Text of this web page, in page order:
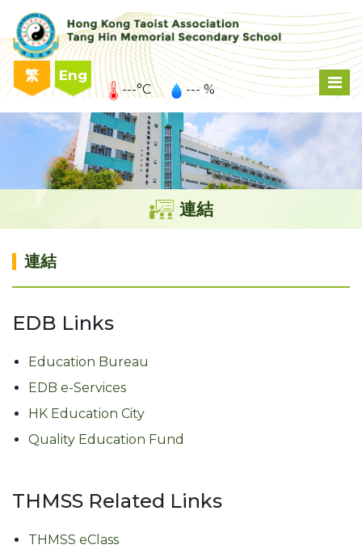
繁 Eng
---°C --- %
連結
連結
EDB Links
Education Bureau
EDB e-Services
HK Education City
Quality Education Fund
THMSS Related Links
THMSS eClass